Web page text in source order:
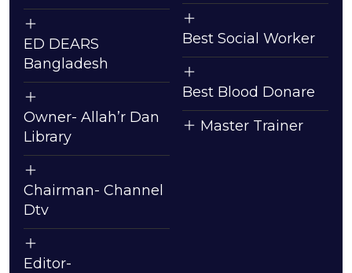
ED DEARS
Bangladesh
Owner- Allah’r Dan
Library
Chairman- Channel
Dtv
Editor-
Best Social Worker
Best Blood Donare
Master Trainer